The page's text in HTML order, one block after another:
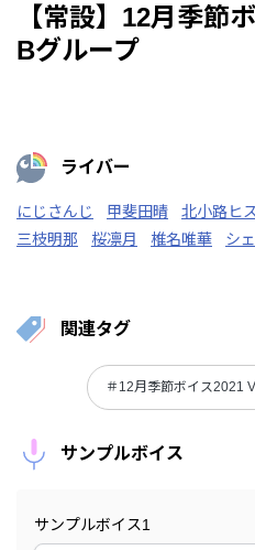
【常設】12月季節
Bグループ
ライバー
にじさんじ 甲斐田晴 北小路ヒ
三枝明那
桜凛月 椎名唯華 シ
関連タグ
＃12月季節ボイス2021
サンプルボイス
サンプルボイス1